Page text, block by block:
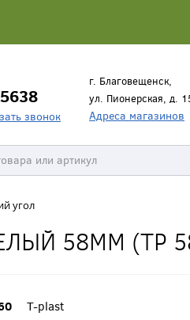
звонок
г. Благовещенск,
ул. Пионерская, д.
Адреса магазинов
угол
58ММ (ТР
T-plast